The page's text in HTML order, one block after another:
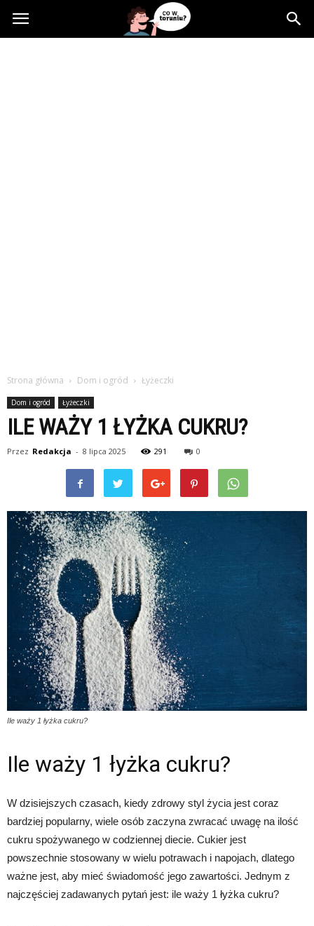
Cowtoruniu.pl
Strona główna Dom i ogród Łyżeczki
Dom i ogród Łyżeczki
ILE WAŻY 1 ŁYŻKA CUKRU?
Przez Redakcja - 8 lipca 2025 291 0
Ile waży 1 łyżka cukru?
Ile waży 1 łyżka cukru?
W dzisiejszych czasach, kiedy zdrowy styl życia jest coraz
bardziej popularny, wiele osób zaczyna zwracać uwagę na ilość
cukru spożywanego w codziennej diecie. Cukier jest
powszechnie stosowany w wielu potrawach i napojach, dlatego
ważne jest, aby mieć świadomość jego zawartości. Jednym z
najczęściej zadawanych pytań jest: ile waży 1 łyżka cukru?